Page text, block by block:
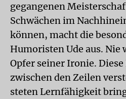
gegangenen
Schwächen im
können, macht die
Humoristen Ude aus. Nie
Opfer seiner Ironie.
zwischen den Zeilen
steten Lernfähigkeit